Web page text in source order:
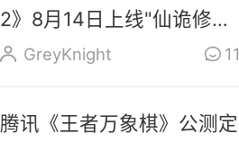
2》8月14日上线"仙诡修真
版"GreyKnight 11
腾讯《王者万象棋》公测定